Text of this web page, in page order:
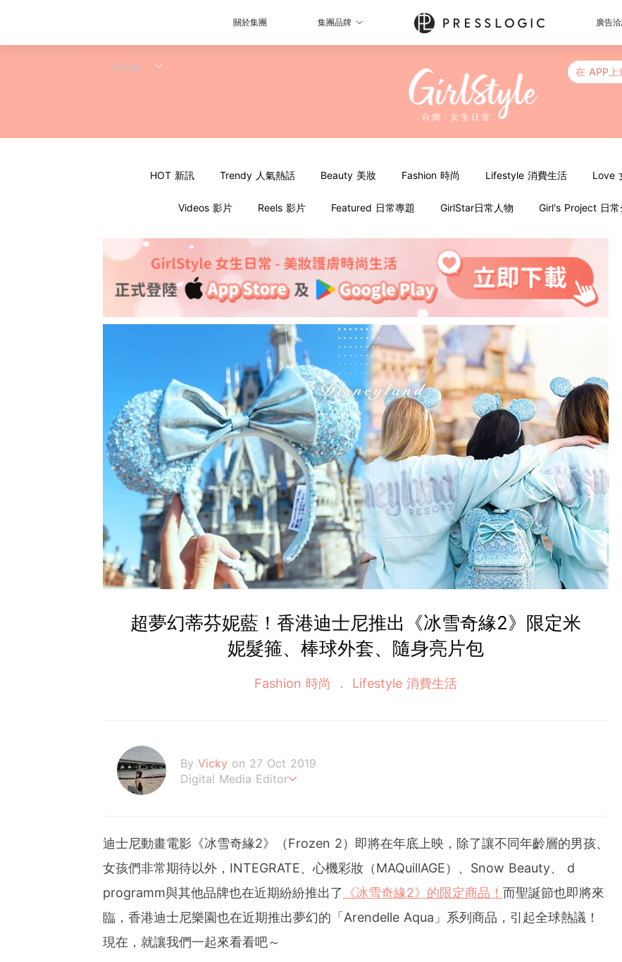
關於集團 集團品牌 廣告
在 APP上
HOT 新訊 Trendy 人氣熱話 Beauty 美妝 Fashion 時尚 Lifestyle 消費生活 Love
Videos 影片 Reels 影片 Featured 日常專題 GirlStar日常人物 Girl's Project 日常
超夢幻蒂芬妮藍！香港迪士尼推出《冰雪奇緣2》限定米
妮髮箍、棒球外套、隨身亮片包
Fashion 時尚 Lifestyle 消費生活
By Vicky on 27 Oct 2019
Digital Media Editor
迪士尼動畫電影《冰雪奇緣2》（Frozen 2）即將在年底上映，除了讓不同年齡層的男孩、
女孩們非常期待以外，INTEGRATE、心機彩妝（MAQuillAGE）、Snow Beauty、 d
programm與其他品牌也在近期紛紛推出了 《冰雪奇緣2》的限定商品！ 而聖誕節也即將來
臨，香港迪士尼樂園也在近期推出夢幻的「Arendelle Aqua」系列商品，引起全球熱議！
現在，就讓我們一起來看看吧～